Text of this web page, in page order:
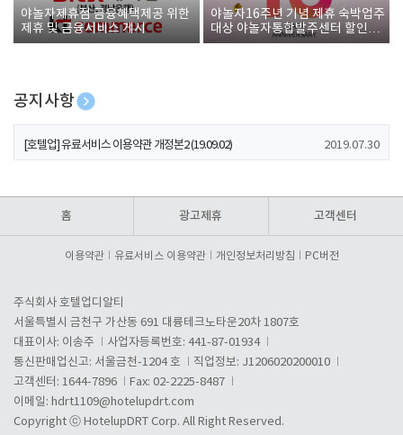
야놀자제휴점 금융혜택제공 위한
제휴 및 금융서비스 게시
야놀자16주년 기념 제휴 숙박업주
대상 야놀자통합발주센터 할인쿠
폰 증정
공지사항
[호텔업] 개인정보 처리방침 개정본1 (19.09.02)
[호텔업] 유료서비스 이용약관 개정본2 (19.09.02) 2019.07.30
홈 광고제휴 고객센터
이용약관 유료서비스 이용약관 개인정보처리방침 PC버전
주식회사 호텔업디알티
서울특별시 금천구 가산동 691 대륭테크노타운20차 1807호
대표이사: 이송주
사업자등록번호: 441-87-01934
통신판매업신고: 서울금천-1204 호
직업정보: J1206020200010
고객센터: 1644-7896
Fax: 02-2225-8487
이메일: hdrt1109@hotelupdrt.com
Copyright ⓒ HotelupDRT Corp. All Right Reserved.